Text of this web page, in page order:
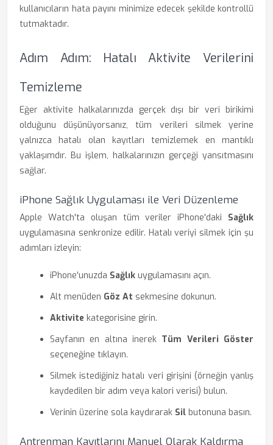
kullanıcıların hata payını minimize edecek şekilde kontrollü
tutmaktadır.
Adım Adım: Hatalı Aktivite Verilerini
Temizleme
Eğer aktivite halkalarınızda gerçek dışı bir veri birikimi
olduğunu düşünüyorsanız, tüm verileri silmek yerine
yalnızca hatalı olan kayıtları temizlemek en mantıklı
yaklaşımdır. Bu işlem, halkalarınızın gerçeği yansıtmasını
sağlar.
iPhone Sağlık Uygulaması ile Veri Düzenleme
Apple Watch'ta oluşan tüm veriler iPhone'daki Sağlık
uygulamasına senkronize edilir. Hatalı veriyi silmek için şu
adımları izleyin:
iPhone'unuzda Sağlık uygulamasını açın.
Alt menüden Göz At sekmesine dokunun.
Aktivite kategorisine girin.
Sayfanın en altına inerek Tüm Verileri Göster
seçeneğine tıklayın.
Silmek istediğiniz hatalı veri girişini (örneğin yanlış
kaydedilen bir adım veya kalori verisi) bulun.
Verinin üzerine sola kaydırarak Sil butonuna basın.
Antrenman Kayıtlarını Manuel Olarak Kaldırma